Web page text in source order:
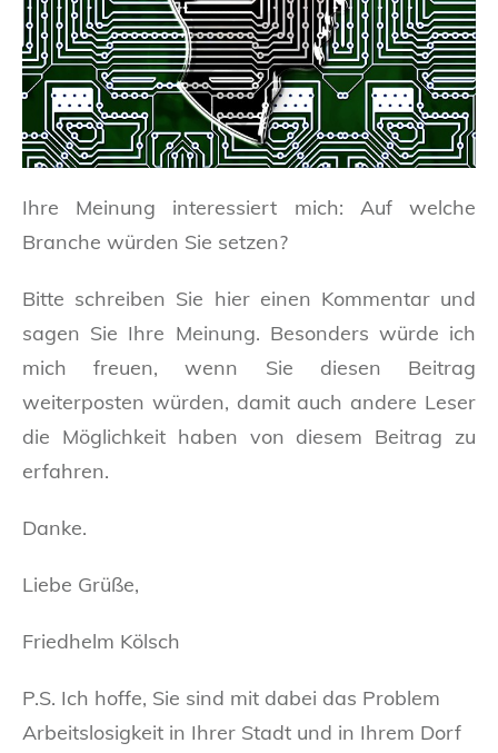
Ihre Meinung interessiert mich: Auf welche
Branche würden Sie setzen?
Bitte schreiben Sie hier einen Kommentar und
sagen Sie Ihre Meinung. Besonders würde ich
mich freuen, wenn Sie diesen Beitrag
weiterposten würden, damit auch andere Leser
die Möglichkeit haben von diesem Beitrag zu
erfahren.
Danke.
Liebe Grüße,
Friedhelm Kölsch
P.S. Ich hoffe, Sie sind mit dabei das Problem
Arbeitslosigkeit in Ihrer Stadt und in Ihrem Dorf